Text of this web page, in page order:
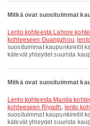
Mitkä ovat suosituimmat
lento kohteesta Lahore
kohteeseen Guangzhou,
suosituimmat kaupunkireitit
kätevät yhteydet suurista
Mitkä ovat suosituimmat
lento kohteesta Manila
kohteeseen Riyadh, lento
suosituimmat kaupunkireitit
kätevät yhteydet suurista